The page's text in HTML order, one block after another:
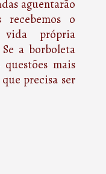
aguentarão
recebemos o
vida própria
a borboleta
mais
precisa ser